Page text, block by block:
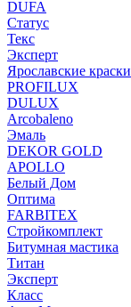
DUFA
Статус
Текс
Эксперт
Ярославские краски
PROFILUX
DULUX
Arcobaleno
Эмаль
DEKOR GOLD
APOLLO
Белый Дом
Оптима
FARBITEX
Стройкомплект
Битумная мастика
Титан
Эксперт
Класс